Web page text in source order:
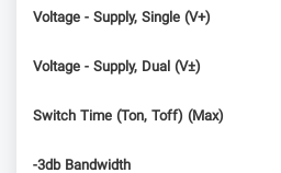
Voltage - Supply, Single (V+)
Voltage - Supply, Dual (V±)
Switch Time (Ton, Toff) (Max)
-3db Bandwidth